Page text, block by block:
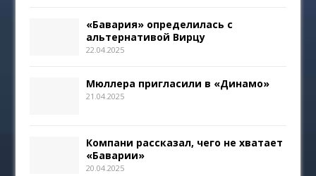
«Бавария» определилась с
альтернативой Вирцу
22.04.2025
Мюллера пригласили в «Динамо»
21.04.2025
Компани рассказал, чего не хватает
«Баварии»
20.04.2025